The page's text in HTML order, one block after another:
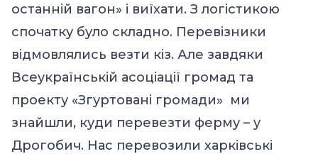
останній вагон» і виїхати. З логістикою
спочатку було складно. Перевізники
відмовлялись везти кіз. Але завдяки
Всеукраїнській асоціації громад та
проекту «Згуртовані громади» ми
знайшли, куди перевезти ферму – у
Дрогобич. Нас перевозили харківські